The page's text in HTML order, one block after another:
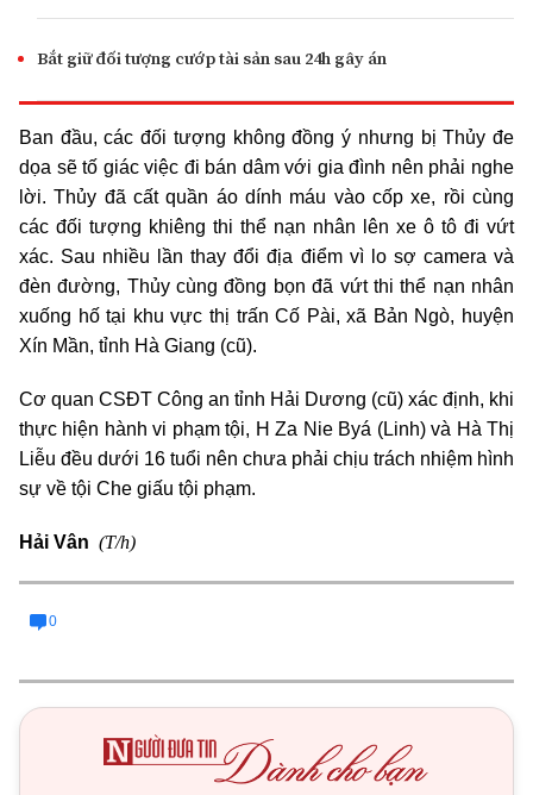
Bắt giữ đối tượng cướp tài sản sau 24h gây án
Ban đầu, các đối tượng không đồng ý nhưng bị Thủy đe
dọa sẽ tố giác việc đi bán dâm với gia đình nên phải nghe
lời. Thủy đã cất quần áo dính máu vào cốp xe, rồi cùng
các đối tượng khiêng thi thể nạn nhân lên xe ô tô đi vứt
xác. Sau nhiều lần thay đổi địa điểm vì lo sợ camera và
đèn đường, Thủy cùng đồng bọn đã vứt thi thể nạn nhân
xuống hố tại khu vực thị trấn Cố Pài, xã Bản Ngò, huyện
Xín Mần, tỉnh Hà Giang (cũ).
Cơ quan CSĐT Công an tỉnh Hải Dương (cũ) xác định, khi
thực hiện hành vi phạm tội, H Za Nie Byá (Linh) và Hà Thị
Liễu đều dưới 16 tuổi nên chưa phải chịu trách nhiệm hình
sự về tội Che giấu tội phạm.
Hải Vân (T/h)
0